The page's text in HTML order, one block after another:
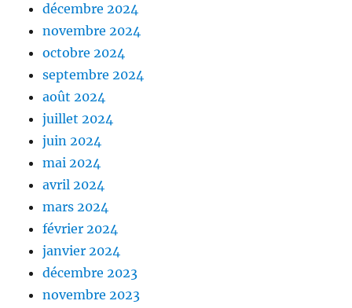
décembre 2024
novembre 2024
octobre 2024
septembre 2024
août 2024
juillet 2024
juin 2024
mai 2024
avril 2024
mars 2024
février 2024
janvier 2024
décembre 2023
novembre 2023